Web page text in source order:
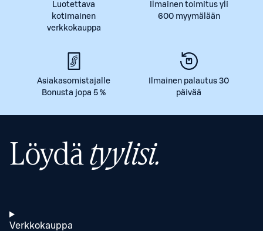
Luotettava
kotimainen
verkkokauppa
Ilmainen toimitus yli
600 myymälään
Asiakasomistajalle
Bonusta jopa 5 %
Ilmainen palautus 30
päivää
Löydätyylisi.
Verkkokauppa